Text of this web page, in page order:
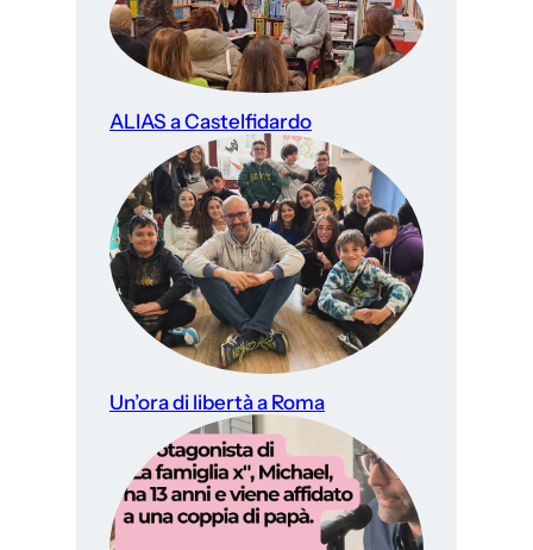
ALIAS a Castelfidardo
Un’ora di libertà a Roma